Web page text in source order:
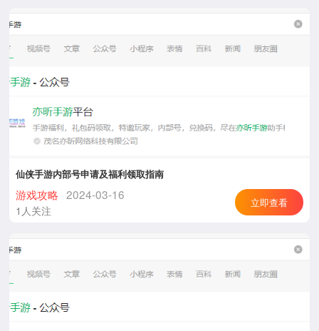
仙侠手游内部号申请及福利领取指南
游戏攻略 2024-03-16
1人关注
立即查看